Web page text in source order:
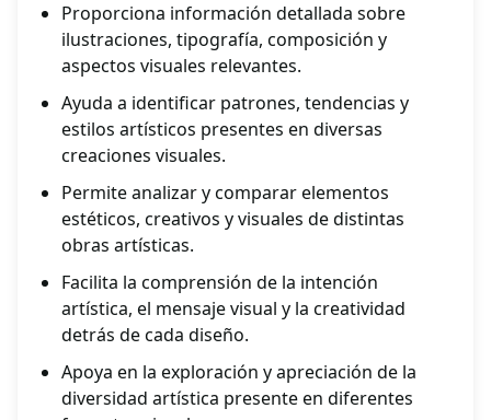
Proporciona información detallada sobre
ilustraciones, tipografía, composición y
aspectos visuales relevantes.
Ayuda a identificar patrones, tendencias y
estilos artísticos presentes en diversas
creaciones visuales.
Permite analizar y comparar elementos
estéticos, creativos y visuales de distintas
obras artísticas.
Facilita la comprensión de la intención
artística, el mensaje visual y la creatividad
detrás de cada diseño.
Apoya en la exploración y apreciación de la
diversidad artística presente en diferentes